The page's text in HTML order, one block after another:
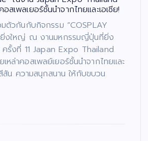
เพลเยอร์ชั้นนำจากไทยและเอเชีย!
ตัวกันกับกิจกรรม “COSPLAY
งใหญ่ ณ งานมหกรรมญี่ปุ่นที่ยิ่ง
ครั้งที่ 11 Japan Expo Thailand
หล่าคอสเพลย์เยอร์ชั้นนำจากไทยและ
สัน ความสนุกสนาน ให้กับขบวน